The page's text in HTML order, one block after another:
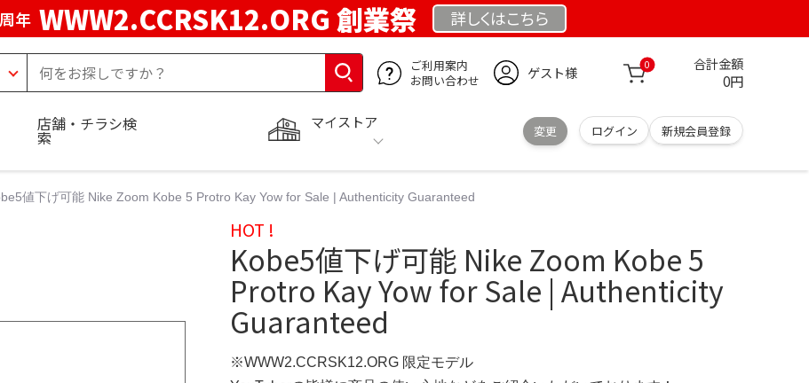
年 WWW2.CCRSK12.ORG 創業祭 詳しくはこちら
ご利用案内
お問い合わせ
ゲスト様 0 合計金額
0円
マイストア
変更 ログイン 新規会員登録
店舗・チラシ検
索
値下げ可能 Nike Zoom Kobe 5 Protro Kay Yow for Sale | Authenticity Guaranteed
HOT !
Kobe5値下げ可能 Nike Zoom Kobe 5
Protro Kay Yow for Sale | Authenticity
Guaranteed
※WWW2.CCRSK12.ORG 限定モデル